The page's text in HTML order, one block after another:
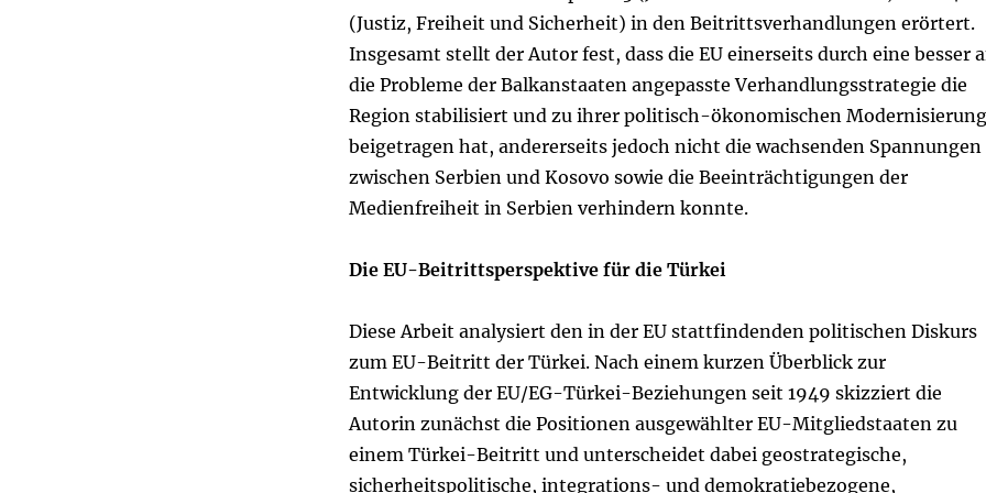
(Justiz, Freiheit und Sicherheit) in den Beitrittsverhandlungen erörtert.
Insgesamt stellt der Autor fest, dass die EU einerseits durch eine besser
die Probleme der Balkanstaaten angepasste Verhandlungsstrategie die
Region stabilisiert und zu ihrer politisch-ökonomischen Modernisierung
beigetragen hat, andererseits jedoch nicht die wachsenden Spannungen
zwischen Serbien und Kosovo sowie die Beeinträchtigungen der
Medienfreiheit in Serbien verhindern konnte.
Die EU-Beitrittsperspektive für die Türkei
Diese Arbeit analysiert den in der EU stattfindenden politischen Diskurs
zum EU-Beitritt der Türkei. Nach einem kurzen Überblick zur
Entwicklung der EU/EG-Türkei-Beziehungen seit 1949 skizziert die
Autorin zunächst die Positionen ausgewählter EU-Mitgliedstaaten zu
einem Türkei-Beitritt und unterscheidet dabei geostrategische,
sicherheitspolitische, integrations- und demokratiebezogene,